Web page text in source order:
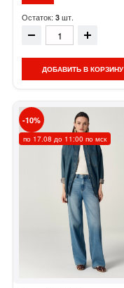
Остаток: 3 шт.
ДОБАВИТЬ В КОРЗИНУ
10
по 17.08 до 11:00 по мск